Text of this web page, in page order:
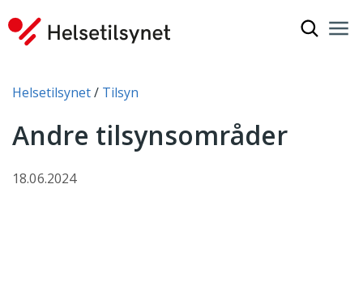
Du er her:
Helsetilsynet Tilsyn
Andre tilsynsområder
18.06.2024